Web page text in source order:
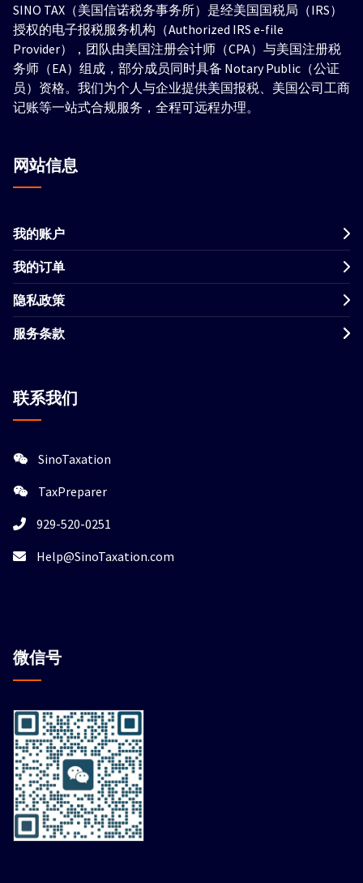
SINO TAX（美国信诺税务事务所）是经美国国税局（IRS）
授权的电子报税服务机构（Authorized IRS e-file
Provider），团队由美国注册会计师（CPA）与美国注册税
务师（EA）组成，部分成员同时具备 Notary Public（公证
员）资格。我们为个人与企业提供美国报税、美国公司工商
记账等一站式合规服务，全程可远程办理。
网站信息
我的账户
我的订单
隐私政策
服务条款
联系我们
SinoTaxation
TaxPreparer
929-520-0251
Help@SinoTaxation.com
微信号